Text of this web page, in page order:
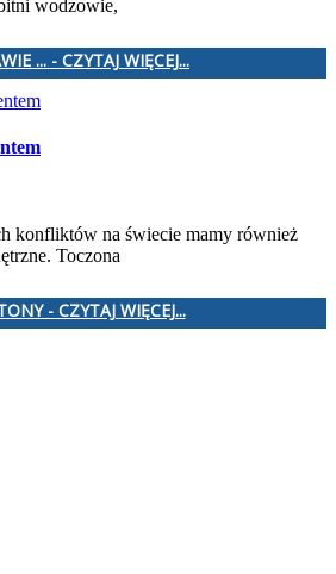
wodzowie,
... - CZYTAJ WIĘCEJ...
konfliktów na świecie mamy również
Toczona
- CZYTAJ WIĘCEJ...